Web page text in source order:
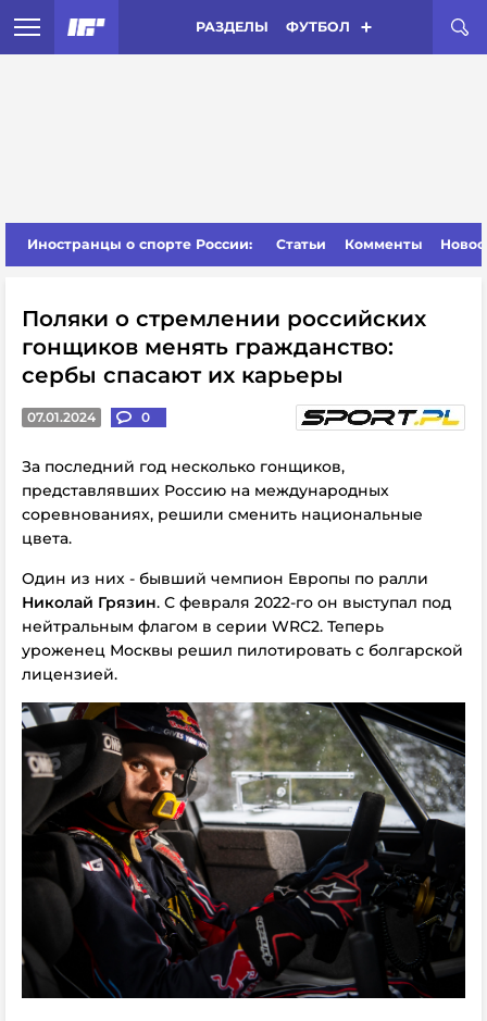
РАЗДЕЛЫ ФУТБОЛ
Иностранцы о спорте России: Статьи Комменты
Поляки о стремлении российских
гонщиков менять гражданство:
сербы спасают их карьеры
07.01.2024 0
За последний год несколько гонщиков,
представлявших Россию на международных
соревнованиях, решили сменить национальные
цвета.
Один из них - бывший чемпион Европы по ралли
Николай Грязин. С февраля 2022-го он выступал под
нейтральным флагом в серии WRC2. Теперь
уроженец Москвы решил пилотировать с болгарской
лицензией.